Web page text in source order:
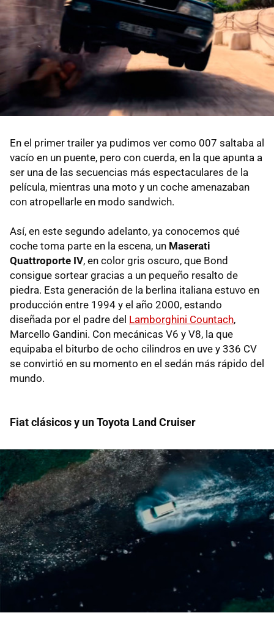
En el primer trailer ya pudimos ver como 007 saltaba al
vacío en un puente, pero con cuerda, en la que apunta a
ser una de las secuencias más espectaculares de la
película, mientras una moto y un coche amenazaban
con atropellarle en modo sandwich.
Así, en este segundo adelanto, ya conocemos qué
coche toma parte en la escena, un Maserati
Quattroporte IV, en color gris oscuro, que Bond
consigue sortear gracias a un pequeño resalto de
piedra. Esta generación de la berlina italiana estuvo en
producción entre 1994 y el año 2000, estando
diseñada por el padre del Lamborghini Countach,
Marcello Gandini. Con mecánicas V6 y V8, la que
equipaba el biturbo de ocho cilindros en uve y 336 CV
se convirtió en su momento en el sedán más rápido del
mundo.
Fiat clásicos y un Toyota Land Cruiser